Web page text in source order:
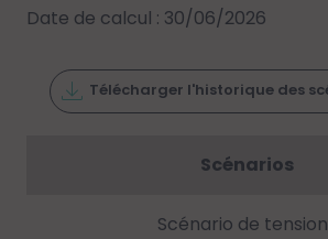
Date de calcul : 30/06/2026
Télécharger l'historique des
Scénarios
Scénario de